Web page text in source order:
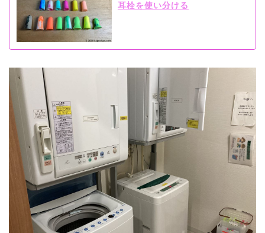
耳栓を使い分ける